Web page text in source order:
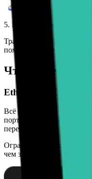
5. Наслаждайтесь своей
Тратьте, торгуйте,
помощью кошелька
Что такое
Ethereum (ETH) —
Всё популярнее с
портфель, когда нужен
переменам.
Ограниченное кол-во
чем золото или S&P 500.